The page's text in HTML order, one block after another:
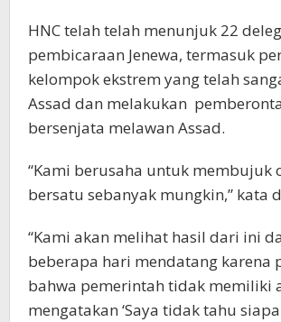
HNC telah telah menunjuk 22
pembicaraan Jenewa, termasuk
kelompok ekstrem yang telah
Assad dan melakukan
bersenjata melawan Assad.
“Kami berusaha untuk membujuk
bersatu sebanyak mungkin,” kata
“Kami akan melihat hasil dari ini
beberapa hari mendatang karena
bahwa pemerintah tidak memiliki
mengatakan ‘Saya tidak tahu